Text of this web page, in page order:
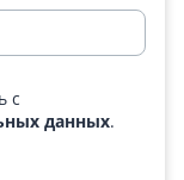
с
данных.